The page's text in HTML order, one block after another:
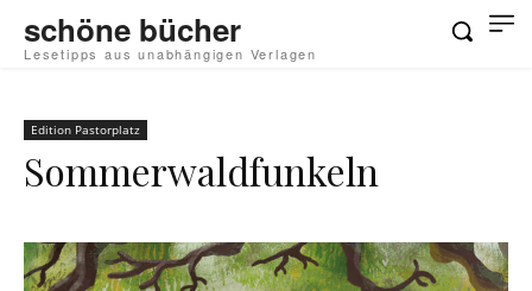
schöne bücher
Lesetipps aus unabhängigen Verlagen
Edition Pastorplatz
Sommerwaldfunkeln